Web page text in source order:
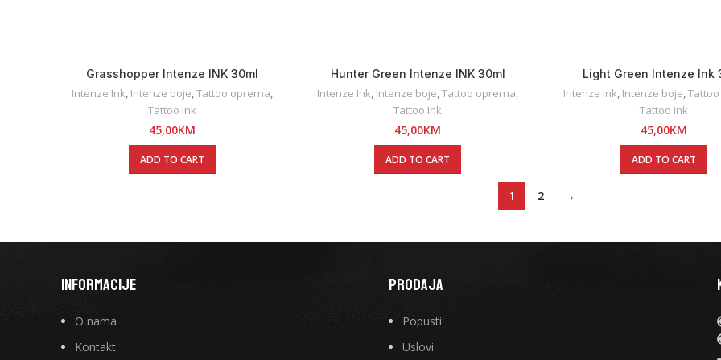
Grasshopper Intenze INK 30ml
Intenze Ink Intenze boje Tattoo oprema
Tattoo Ink
45,00KM
ADD TO CART
Hunter Green Intenze INK 30ml
Intenze Ink Intenze boje ,Tattoo oprema
Tattoo Ink
45,00KM
ADD TO CART
Light Green Intenze Ink
Intenze Ink Intenze boje
Tattoo Ink
45,00KM
ADD TO CART
1 2 →
INFORMACIJE
O nama
Kontakt
PRODAJA
Popusti
Uslovi